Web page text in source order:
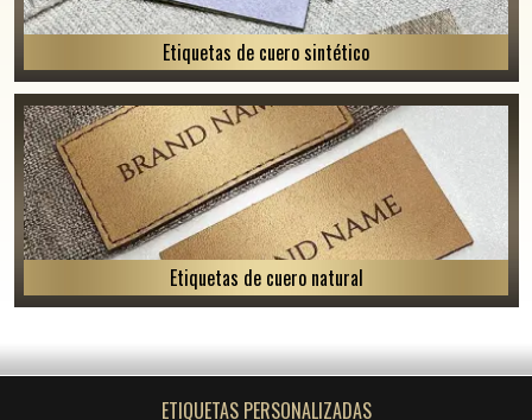
Etiquetas de cuero sintético
Etiquetas de cuero natural
ETIQUETAS PERSONALIZADAS